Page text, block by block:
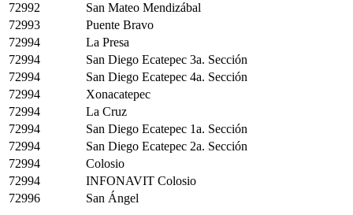
72992
San Mateo Mendizábal
72993
Puente Bravo
72994
La Presa
72994
San Diego Ecatepec 3a. Sección
72994
San Diego Ecatepec 4a. Sección
72994
Xonacatepec
72994
La Cruz
72994
San Diego Ecatepec 1a. Sección
72994
San Diego Ecatepec 2a. Sección
72994
Colosio
72994
INFONAVIT Colosio
72996
San Ángel